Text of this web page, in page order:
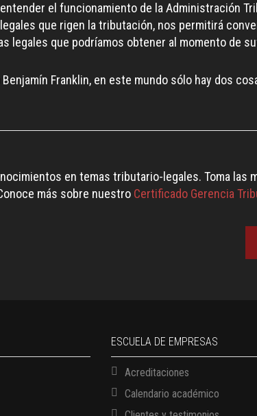
el funcionamiento de la Administración
que rigen la tributación, nos permitirá
legales que podríamos obtener al momento de
Franklin, en este mundo sólo hay dos
en temas tributario-legales. Toma las
más sobre nuestro Certificado Gerencia
ESCUELA DE EMPRESAS
Acreditaciones
Calendario académico